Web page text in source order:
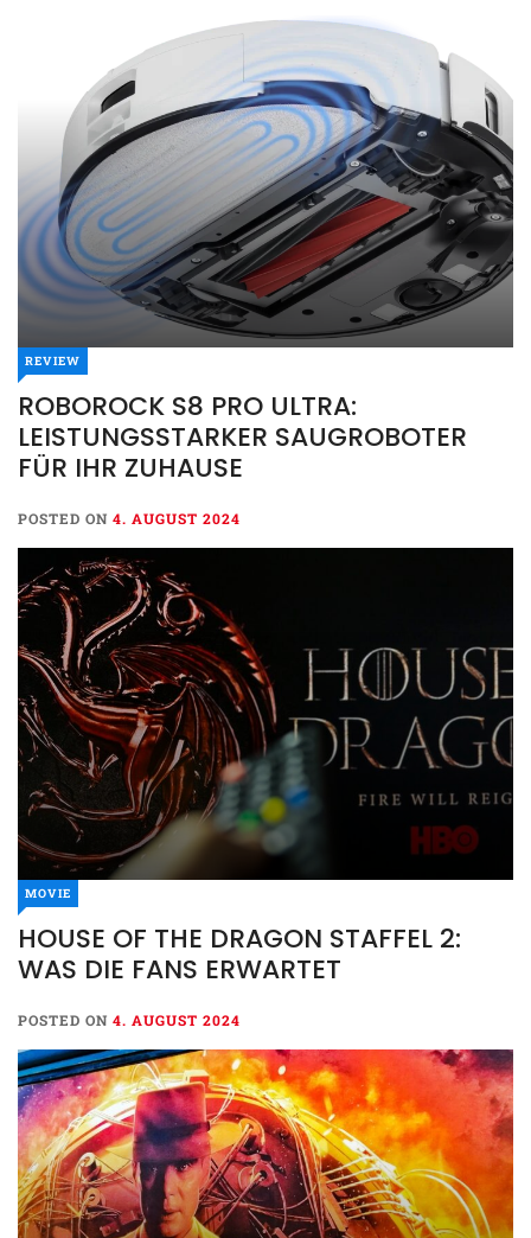
4. AUGUST 2024
REVIEW
ROBOROCK S8 PRO ULTRA:
LEISTUNGSSTARKER SAUGROBOTER
FÜR IHR ZUHAUSE
POSTED ON 4. AUGUST 2024
MOVIE
HOUSE OF THE DRAGON STAFFEL 2:
WAS DIE FANS ERWARTET
POSTED ON 4. AUGUST 2024